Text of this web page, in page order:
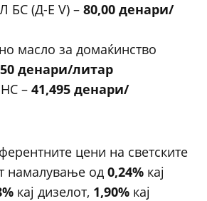
БС (Д-Е V) – 80,00 денари/
масло за домаќинство
денари/литар
– 41,495 денари/
цени на светските
намалување од 0,24% кај
кај дизелот, 1,90% кај